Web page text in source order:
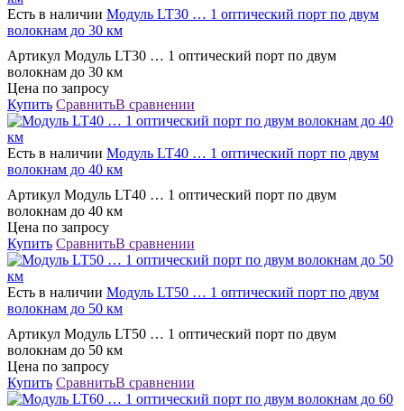
Есть в наличии Модуль LT30 … 1 оптический порт по двум
волокнам до 30 км
Артикул Модуль LT30 … 1 оптический порт по двум
волокнам до 30 км
Цена по запросу
Купить СравнитьВ сравнении
Есть в наличии Модуль LT40 … 1 оптический порт по двум
волокнам до 40 км
Артикул Модуль LT40 … 1 оптический порт по двум
волокнам до 40 км
Цена по запросу
Купить СравнитьВ сравнении
Есть в наличии Модуль LT50 … 1 оптический порт по двум
волокнам до 50 км
Артикул Модуль LT50 … 1 оптический порт по двум
волокнам до 50 км
Цена по запросу
Купить СравнитьВ сравнении